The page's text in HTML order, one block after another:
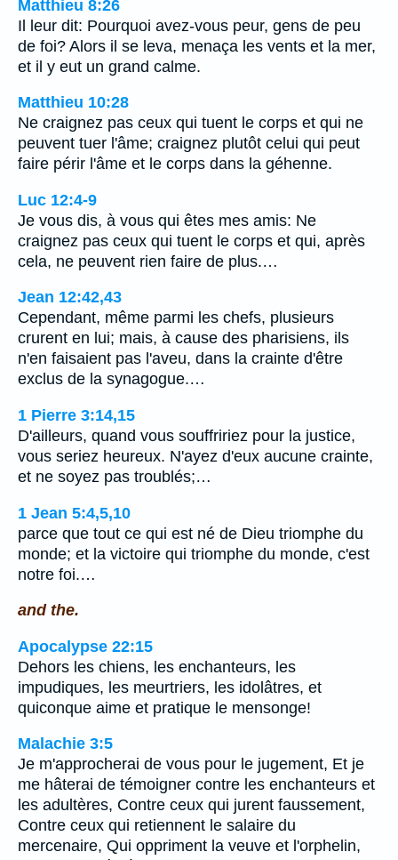
Matthieu 8:26
Il leur dit: Pourquoi avez-vous peur, gens de peu
de foi? Alors il se leva, menaça les vents et la mer,
et il y eut un grand calme.
Matthieu 10:28
Ne craignez pas ceux qui tuent le corps et qui ne
peuvent tuer l'âme; craignez plutôt celui qui peut
faire périr l'âme et le corps dans la géhenne.
Luc 12:4-9
Je vous dis, à vous qui êtes mes amis: Ne
craignez pas ceux qui tuent le corps et qui, après
cela, ne peuvent rien faire de plus.…
Jean 12:42,43
Cependant, même parmi les chefs, plusieurs
crurent en lui; mais, à cause des pharisiens, ils
n'en faisaient pas l'aveu, dans la crainte d'être
exclus de la synagogue.…
1 Pierre 3:14,15
D'ailleurs, quand vous souffririez pour la justice,
vous seriez heureux. N'ayez d'eux aucune crainte,
et ne soyez pas troublés;…
1 Jean 5:4,5,10
parce que tout ce qui est né de Dieu triomphe du
monde; et la victoire qui triomphe du monde, c'est
notre foi.…
and the.
Apocalypse 22:15
Dehors les chiens, les enchanteurs, les
impudiques, les meurtriers, les idolâtres, et
quiconque aime et pratique le mensonge!
Malachie 3:5
Je m'approcherai de vous pour le jugement, Et je
me hâterai de témoigner contre les enchanteurs et
les adultères, Contre ceux qui jurent faussement,
Contre ceux qui retiennent le salaire du
mercenaire, Qui oppriment la veuve et l'orphelin,